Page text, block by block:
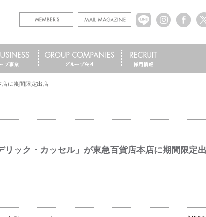
店に期間限定出店
ック・カッセル」が東急百貨店本店に期間限定出